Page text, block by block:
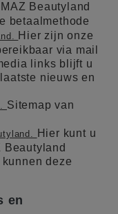
Beautyland
betaalmethode
Hier zijn onze
via mail
links blijft u
nieuws en
Sitemap van
Hier kunt u
Beautyland
deze
en